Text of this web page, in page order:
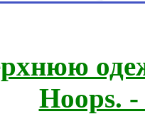
Hoops.